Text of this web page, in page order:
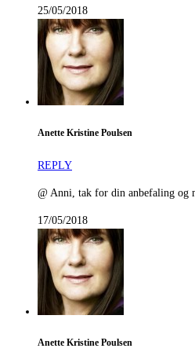
25/05/2018
Anette Kristine Poulsen
REPLY
@ Anni, tak for din anbefaling og
17/05/2018
Anette Kristine Poulsen